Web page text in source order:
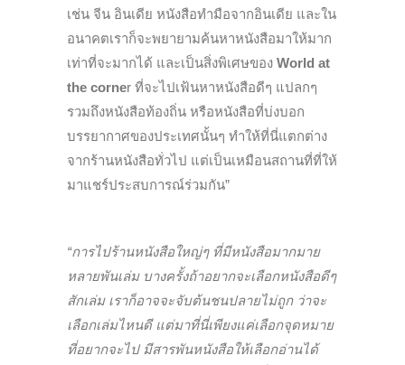
เช่น จีน อินเดีย หนังสือทำมือจากอินเดีย และใน
อนาคตเราก็จะพยายามค้นหาหนังสือมาให้มาก
เท่าที่จะมากได้ และเป็นสิ่งพิเศษของ World at
the corner ที่จะไปเฟ้นหาหนังสือดีๆ แปลกๆ
รวมถึงหนังสือท้องถิ่น หรือหนังสือที่บ่งบอก
บรรยากาศของประเทศนั้นๆ ทำให้ที่นี่แตกต่าง
จากร้านหนังสือทั่วไป แต่เป็นเหมือนสถานที่ที่ให้
มาแชร์ประสบการณ์ร่วมกัน”
“การไปร้านหนังสือใหญ่ๆ ที่มีหนังสือมากมาย
หลายพันเล่ม บางครั้งถ้าอยากจะเลือกหนังสือดีๆ
สักเล่ม เราก็อาจจะจับต้นชนปลายไม่ถูก ว่าจะ
เลือกเล่มไหนดี แต่มาที่นี่เพียงแค่เลือกจุดหมาย
ที่อยากจะไป มีสารพันหนังสือให้เลือกอ่านได้